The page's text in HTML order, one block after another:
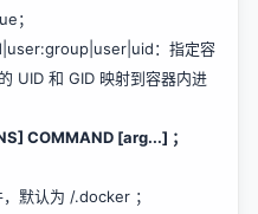
；
：指定容
UID 和 GID 映射到容器内进
COMMAND [arg...] ；
默认为 /.docker ；